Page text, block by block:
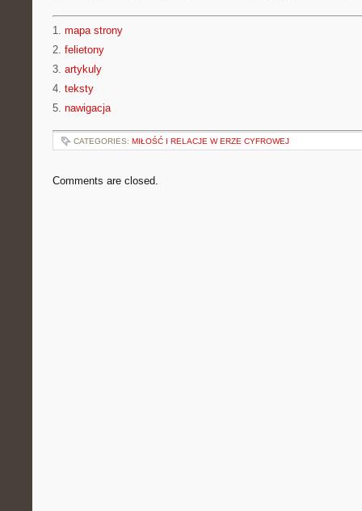
1. mapa strony
2. felietony
3. artykuly
4. teksty
5. nawigacja
CATEGORIES: MIŁOŚĆ I RELACJE W ERZE CYFROWEJ
Comments are closed.